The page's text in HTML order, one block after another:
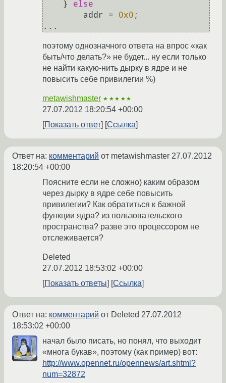
    }
else
        addr =
0x0 ;
поэтому однозначного ответа на впрос «как
быть/что делать?» не будет... ну если только
не найти какую-нить дырку в ядре и не
повысить себе привилегии %)
metawishmaster ★★★★★
27.07.2012 18:20:54 +00:00
Показать ответ
Ссылка
Ответ на: комментарий от metawishmaster 27.07.2012
18:20:54 +00:00
Поясните если не сложно) каким образом
через дырку в ядре себе повысить
привилегии? Как обратиться к бажной
функции ядра? из пользовательского
пространства? разве это процессором не
отслеживается?
Deleted
27.07.2012 18:53:02 +00:00
Показать ответы
Ссылка
Ответ на: комментарий от Deleted 27.07.2012
18:53:02 +00:00
начал было писать, но понял, что выходит
«многа букав», поэтому (как пример) вот:
http://www.opennet.ru/opennews/art.shtml?
num=32872